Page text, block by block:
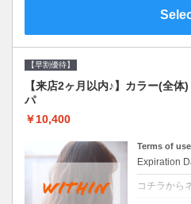
【早割優待】
【来店2ヶ月以内♪】カラー(全
パ
￥10,400
Terms of use
Expiration
コチラから